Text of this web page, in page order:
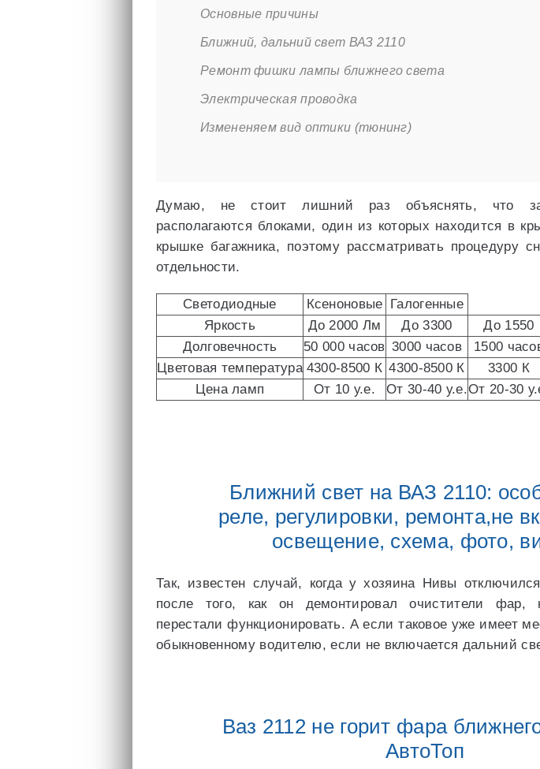
Основные причины
Ближний, дальний свет ВАЗ 2110
Ремонт фишки лампы ближнего света
Электрическая проводка
Измененяем вид оптики (тюнинг)
Думаю, не стоит лишний раз объяснять, что
располагаются блоками, один из которых находится в
крышке багажника, поэтому рассматривать процедуру
отдельности.
Светодиодные Ксеноновые Галогенные
Яркость
До 2000 Лм До 3300
До 1550
Долговечность
50 000 часов 3000 часов
1500
Цветовая температура 4300-8500 К 4300-8500 К
3300 К
Цена ламп
От 10 у.е. От 30-40 у.е.От 20-30
Ближний свет на ВАЗ 2110:
реле, регулировки, ремонта,не
освещение, схема, фото,
Так, известен случай, когда у хозяина Нивы
после того, как он демонтировал очистители фар,
перестали функционировать. А если таковое уже имеет
обыкновенному водителю, если не включается дальний
Ваз 2112 не горит фара
АвтоТоп